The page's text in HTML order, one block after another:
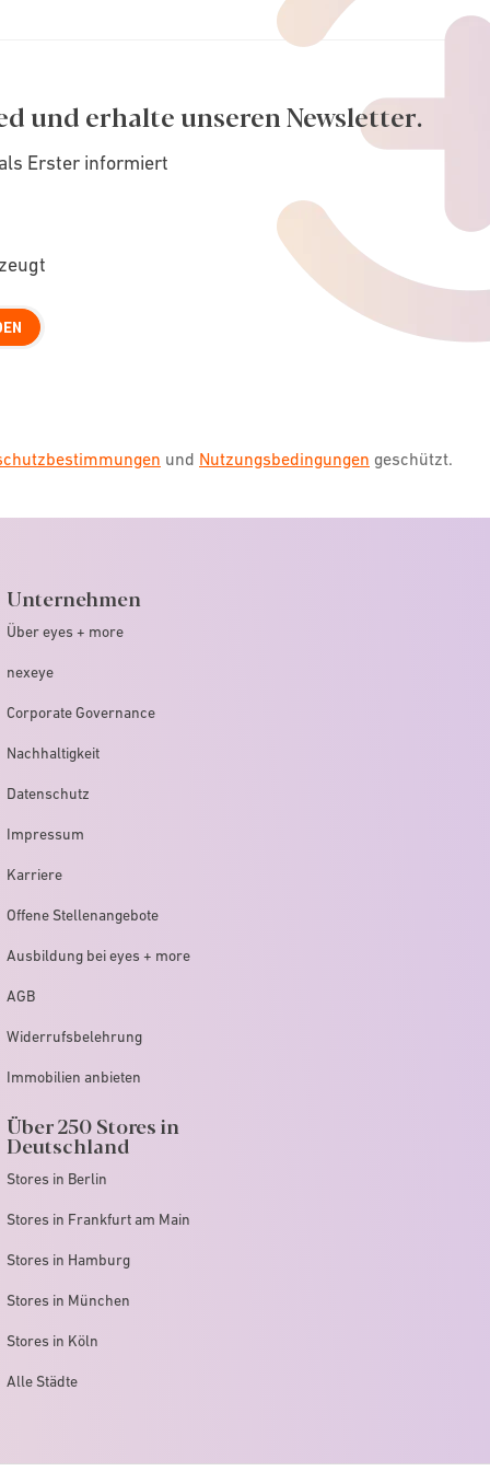
und erhalte unseren Newsletter.
Erster informiert
und Nutzungsbedingungen geschützt.
Unternehmen
Über eyes + more
nexeye
Corporate Governance
Nachhaltigkeit
Datenschutz
Impressum
Karriere
Offene Stellenangebote
Ausbildung bei eyes + more
AGB
Widerrufsbelehrung
Immobilien anbieten
Über 250 Stores in
Deutschland
Stores in Berlin
Stores in Frankfurt am Main
Stores in Hamburg
Stores in München
Stores in Köln
Alle Städte